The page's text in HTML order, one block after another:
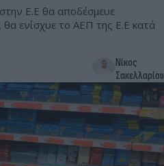
Ε.Ε θα αποδέσμευε
ενίσχυε το ΑΕΠ της Ε.Ε κατά
Νίκος
Σακελλαρίου